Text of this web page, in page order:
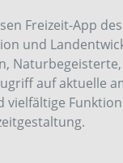
Freizeit-App
und
auf aktuelle
vielfältige